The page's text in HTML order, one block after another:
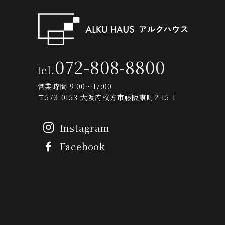
tel.072-808-8800
営業時間 9:00～17:00
〒573-0153 大阪府枚方市藤阪東町2-15-1
Instagram
Facebook